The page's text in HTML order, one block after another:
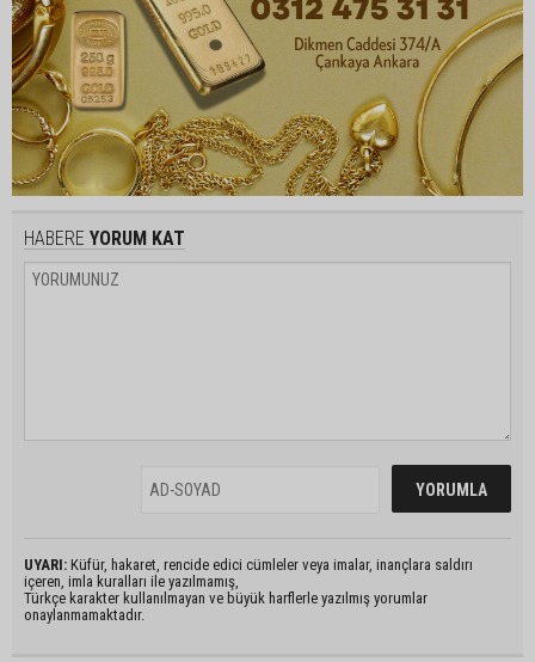
HABERE YORUM KAT
UYARI: Küfür, hakaret, rencide edici cümleler veya imalar, inançlara saldırı
içeren, imla kuralları ile yazılmamış,
Türkçe karakter kullanılmayan ve büyük harflerle yazılmış yorumlar
onaylanmamaktadır.